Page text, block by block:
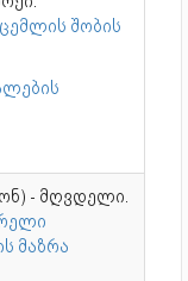
შობის
- მღვდელი.
მაზრა